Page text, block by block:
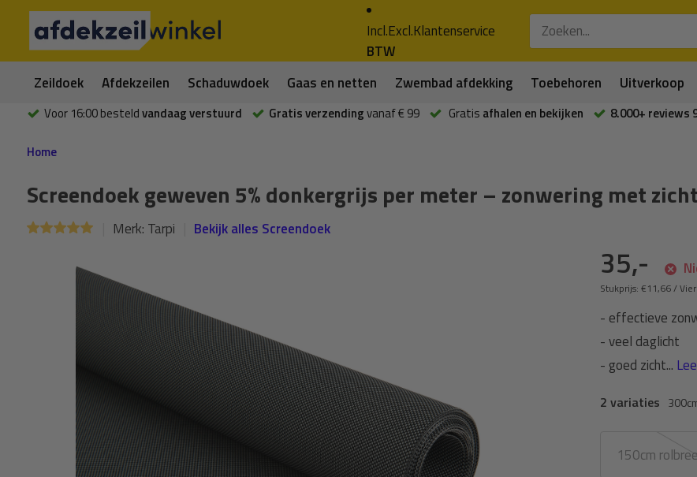
Incl.Excl.
BTW
Klantenservice
Zeildoek Afdekzeilen Schaduwdoek Gaas en netten Zwembad afdekking Toebehoren Uitverkoop
Voor 16:00 besteldvandaag verstuurd Gratis verzendingvanaf € 99 Gratis afhalen en bekijken 8.000+ reviews
Home
Screendoek geweven 5% donkergrijs per meter – zonwering met
Merk: Tarpi Bekijk alles Screendoek
35,-
Stukprijs:€11,66/
- effectieve
- veel daglicht
- goed zicht...
2 variaties
150cm